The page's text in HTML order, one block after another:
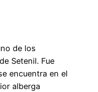
de los
Setenil. Fue
encuentra en el
alberga